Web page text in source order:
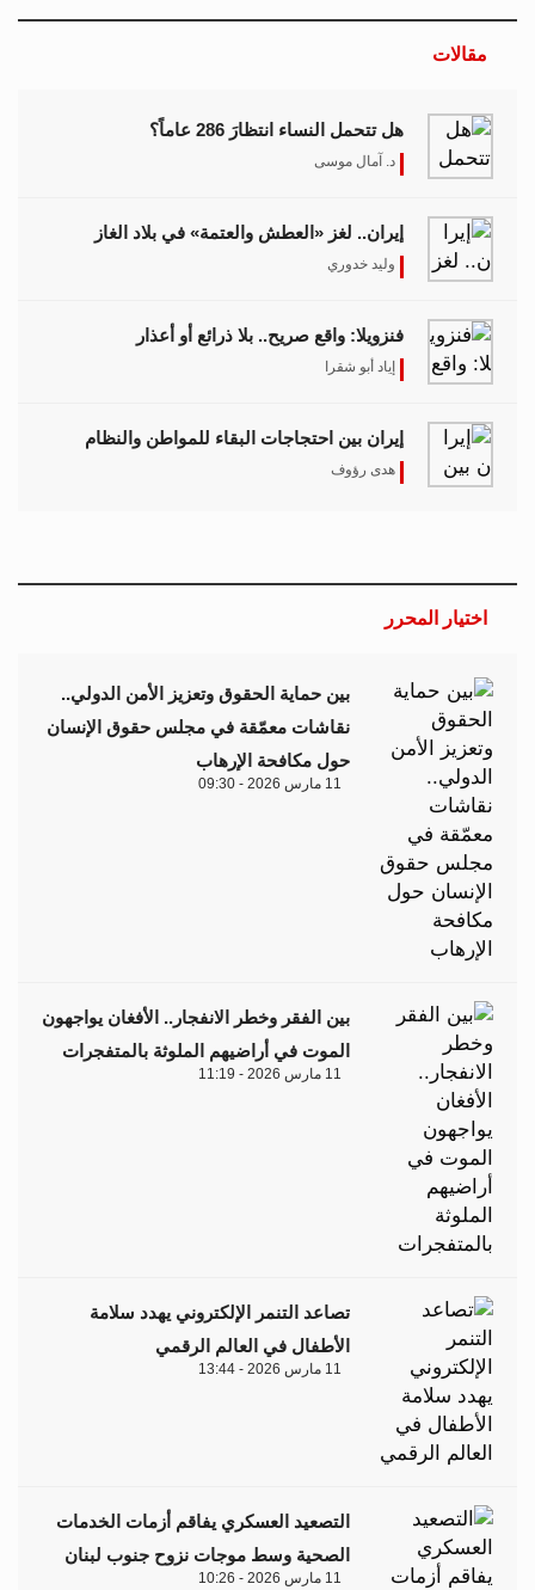
مقالات
هل تتحمل النساء انتظارَ 286 عاماً؟
د. آمال موسى
إيران.. لغز «العطش والعتمة» في بلاد الغاز
وليد خدوري
فنزويلا: واقع صريح.. بلا ذرائع أو أعذار
إياد أبو شقرا
إيران بين احتجاجات البقاء للمواطن والنظام
هدى رؤوف
اختيار المحرر
بين حماية الحقوق وتعزيز الأمن الدولي..
نقاشات معمّقة في مجلس حقوق الإنسان
حول مكافحة الإرهاب
11 مارس 2026 - 09:30
بين الفقر وخطر الانفجار.. الأفغان يواجهون
الموت في أراضيهم الملوثة بالمتفجرات
11 مارس 2026 - 11:19
تصاعد التنمر الإلكتروني يهدد سلامة
الأطفال في العالم الرقمي
11 مارس 2026 - 13:44
التصعيد العسكري يفاقم أزمات الخدمات
الصحية وسط موجات نزوح جنوب لبنان
11 مارس 2026 - 10:26